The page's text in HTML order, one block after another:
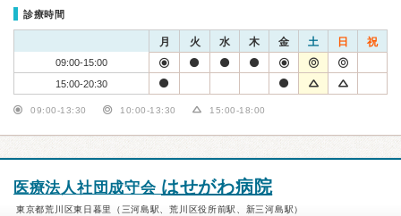
診療時間
月 火 水 木 金 土 日 祝
09:00-15:00
15:00-20:30
09:00-13:30 10:00-13:30 15:00-18:00
医療法人社団成守会 はせがわ病院
東京都荒川区東日暮里（三河島駅、荒川区役所前駅、新三河島駅）